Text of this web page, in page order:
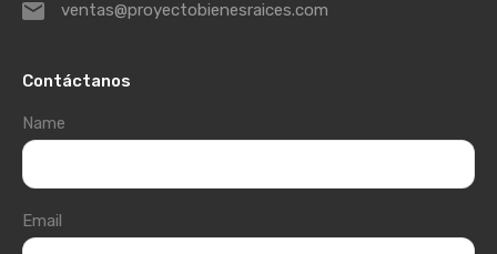
ventas@proyectobienesraices.com
Contáctanos
Name
Email